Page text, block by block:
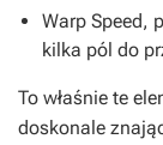
Warp Speed,
kilka pól do
To właśnie te
doskonale